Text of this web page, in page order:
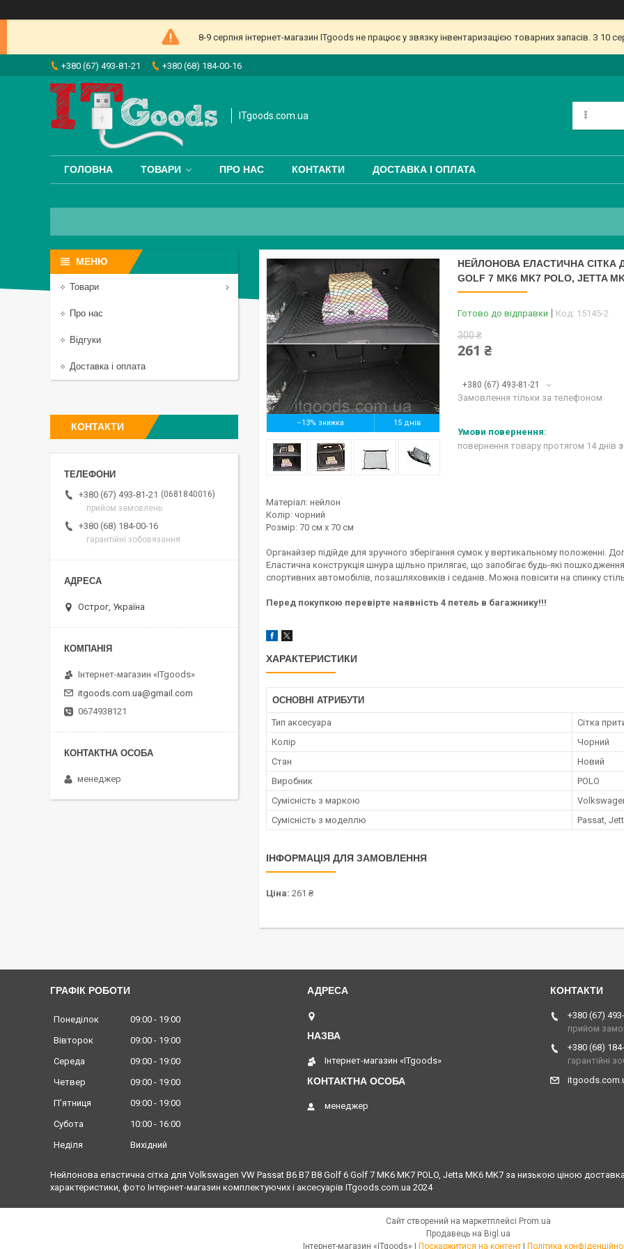
8-9 серпня інтернет-магазин ITgoods не працює у звязку інвентаризацією товарних запасів. З 10
+380 (67) 493-81-21 +380 (68) 184-00-16
ITgoods.com.ua
ГОЛОВНА ТОВАРИ ПРО НАС КОНТАКТИ ДОСТАВКА І ОПЛАТА
–13% 15 днів
НЕЙЛОНОВА ЕЛАСТИЧНА СІТКА
GOLF 7 MK6 MK7 POLO, JETTA
Готово до відправки Код: 15145-2
300 ₴
261 ₴
+380 (67) 493-81-21
Замовлення тільки за телефоном
повернення товару протягом 14 днів
Матеріал: нейлон
Колір: чорний
Розмір: 70 см x 70 см
Органайзер підійде для зручного зберігання сумок у вертикальному положенні.
Еластична конструкція шнура щільно прилягає, що запобігає будь-які
спортивних автомобілів, позашляховиків і седанів. Можна повісити на спинку
Перед покупкою перевірте наявність 4 петель в багажнику!!!
ХАРАКТЕРИСТИКИ
ОСНОВНІ АТРИБУТИ
Тип аксесуара
Сітка
Колір
Чорний
Стан
Новий
Виробник
POLO
Сумісність з маркою
Сумісність з моделлю
Passat,
ІНФОРМАЦІЯ ДЛЯ ЗАМОВЛЕННЯ
Ціна: 261 ₴
Товари
Про нас
Відгуки
Доставка і оплата
КОНТАКТИ
+380 (67) 493-81-21
0681840016
прийом замовлень
+380 (68) 184-00-16
гарантійні зобовязання
Острог, Україна
Інтернет-магазин «ITgoods»
itgoods.com.ua@gmail.com
0674938121
менеджер
ГРАФІК РОБОТИ
Понеділок 09:00
19:00
Вівторок
09:00
19:00
Середа
09:00
19:00
Четвер
09:00
19:00
Пʼятниця
09:00
19:00
Субота
10:00
16:00
Неділя
Вихідний
Інтернет-магазин «ITgoods»
менеджер
+380 (67)
прийом
+380 (68)
гарантійні
Нейлонова еластична сітка для Volkswagen VW Passat B6 B7 B8 Golf 6 Golf 7 MK6 MK7 POLO, Jetta MK6 MK7 за низькою ціною
характеристики, фото Інтернет-магазин комплектуючих і аксесуарів ITgoods.com.ua 2024
Сайт створений на маркетплейсі Prom.ua
Продавець на Bigl.ua
Поскаржитися на контент Політика